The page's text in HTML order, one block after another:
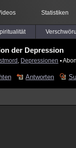
Statistiken
der Depression
Depressionen ▪
Antworten